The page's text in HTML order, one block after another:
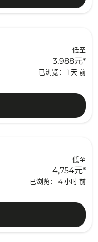
低至
3,988元*
已浏览： 1 天 前
低至
4,754元*
已浏览： 4 小时 前